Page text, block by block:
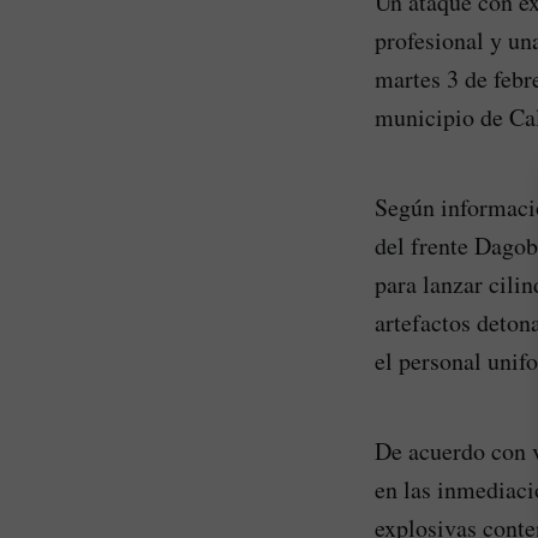
profesional y
martes 3 de
municipio de
Según
del frente
para lanzar
artefactos
el personal
De acuerdo con
en las
explosivas